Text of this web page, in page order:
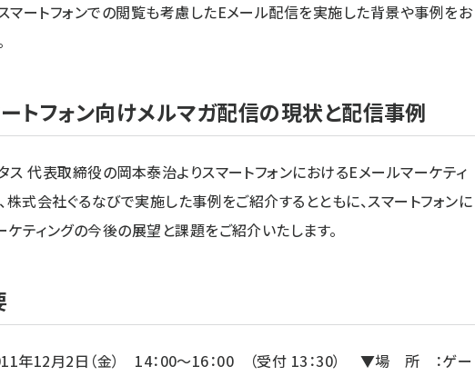
マートフォンでの閲覧も考慮したEメール配信を実施した背景や事例をお
トフォン向けメルマガ配信の現状と配信事例
ス 代表取締役の岡本泰治よりスマートフォンにおけるEメールマーケティ
株式会社ぐるなびで実施した事例をご紹介するとともに、スマートフォンに
ティングの今後の展望と課題をご紹介いたします。
12月2日（金） 14：00～16：00 （受付 13：30） ▼場 所 ：ゲー